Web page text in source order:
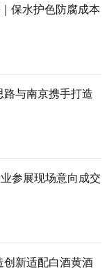
保水护色防腐成本
与南京携手打造
参展现场意向成交
创新适配白酒黄酒